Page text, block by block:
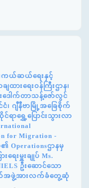
ကယ်ဆယ်ရေးနှင့်
ျထားရေးဝန်ကြီးဌာန၊
ေါက်တာသန့်ဇော်လွင်
၊ ဂျီနီဗာမြို့အခြေစိုက်
ရာရွှေ့ပြောင်းသွားလာ
for Migration -
၏ Operationsဌာနမှ
ေးမှူးချုပ် Ms.
ဦးဆောင်သော
အဖွဲ့အားလက်ခံတွေ့ဆုံ